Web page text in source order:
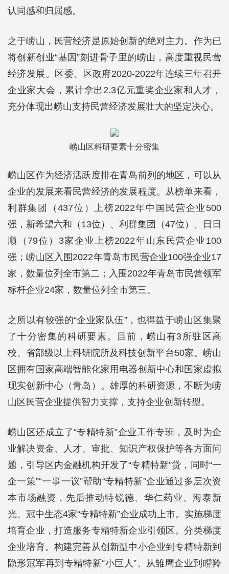
认同感和归属感。
之于崂山，民营经济是原始创新的绝对主力。作为已
将创新创业“基因”刻进骨子里的崂山，高度重视民营
经济发展。区委、区政府2020-2022年连续三年召开
企业家大会，累计拿出2.3亿元重奖企业家和人才，
充分体现出崂山支持民营经济发展壮大的坚定决心。
崂山区科研要素十分密集
崂山区作为经济活跃度排在青岛前列的地区，可以从
企业的发展来看民营经济的发展程度。从榜单来看，
利群集团（437位）上榜2022年中国民营企业500
强，新希望六和（13位）、利群集团（47位）、日日
顺（79位）3家企业上榜2022年山东民营企业100
强；崂山区入围2022年青岛市民营企业100强企业17
家，数量位列全市第二；入围2022年青岛市民营领军
标杆企业24家，数量位列全市第三。
之所以有较强的“企业家队伍”，也得益于崂山区集聚
了十分密集的科研要素。目前，崂山有3所驻区高
校、省部级以上科研院所及科技创新平台50家。崂山
区拥有国家高端智能化家用电器创新中心和国家虚拟
现实创新中心（青岛）。雄厚的科研资源，不断为崂
山区民营企业提供智力支撑，支持企业创新转型。
崂山区还成立了“专精特新”企业工作专班，及时为企
业解决资金、人才、审批、知识产权保护等各方面问
题，引导区内金融机构开发了“专精特新”贷，同时“一
企一策”“一事一议”帮助“专精特新”企业通过多层次资
本市场融资，先后推动特锐德、华仁药业、海泰新
光、冠中生态4家“专精特新”企业成功上市。实施梯度
培育企业，打造服务专精特新企业引领区。分类梯度
企业培育。构建完善从创新型中小企业到专精特新到
隐形冠军再到专精特新“小巨人”、从雏鹰企业到瞪羚